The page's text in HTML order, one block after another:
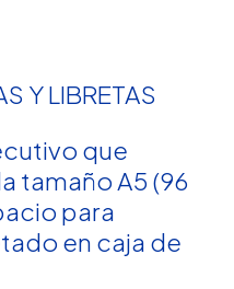
Y LIBRETAS
que
tamaño A5 (96
para
en caja de